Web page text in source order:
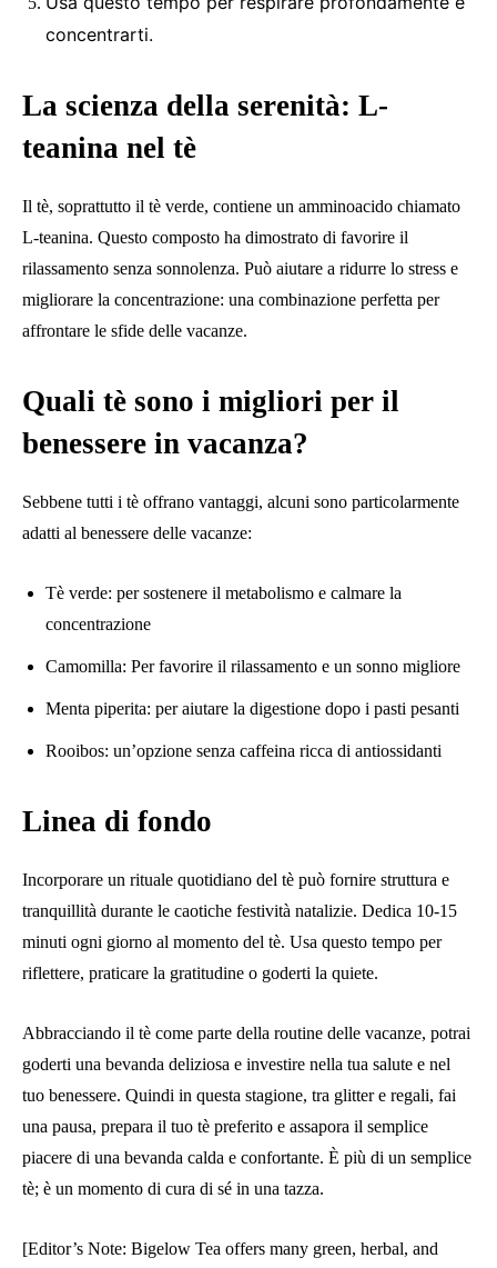
concentrarti.
La scienza della serenità: L-
teanina nel tè
Il tè, soprattutto il tè verde, contiene un amminoacido chiamato
L-teanina. Questo composto ha dimostrato di favorire il
rilassamento senza sonnolenza. Può aiutare a ridurre lo stress e
migliorare la concentrazione: una combinazione perfetta per
affrontare le sfide delle vacanze.
Quali tè sono i migliori per il
benessere in vacanza?
Sebbene tutti i tè offrano vantaggi, alcuni sono particolarmente
adatti al benessere delle vacanze:
Tè verde: per sostenere il metabolismo e calmare la
concentrazione
Camomilla: Per favorire il rilassamento e un sonno migliore
Menta piperita: per aiutare la digestione dopo i pasti pesanti
Rooibos: un’opzione senza caffeina ricca di antiossidanti
Linea di fondo
Incorporare un rituale quotidiano del tè può fornire struttura e
tranquillità durante le caotiche festività natalizie. Dedica 10-15
minuti ogni giorno al momento del tè. Usa questo tempo per
riflettere, praticare la gratitudine o goderti la quiete.
Abbracciando il tè come parte della routine delle vacanze, potrai
goderti una bevanda deliziosa e investire nella tua salute e nel
tuo benessere. Quindi in questa stagione, tra glitter e regali, fai
una pausa, prepara il tuo tè preferito e assapora il semplice
piacere di una bevanda calda e confortante. È più di un semplice
tè; è un momento di cura di sé in una tazza.
[Editor’s Note: Bigelow Tea offers many green, herbal, and